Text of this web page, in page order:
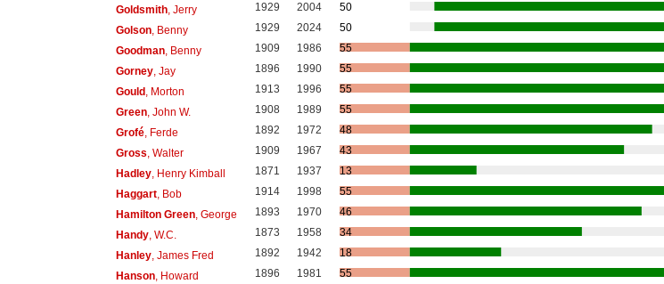
Goldsmith, Jerry 1929 2004
50
Golson, Benny 1929 2024
50
Goodman, Benny 1909 1986
55
Gorney, Jay 1896 1990
55
Gould, Morton 1913 1996
55
Green, John W. 1908 1989
55
Grofé, Ferde 1892 1972
48
Gross , Walter 1909 1967
43
Hadley, Henry Kimball 1871 1937
13
Haggart, Bob 1914 1998
55
Hamilton Green, George 1893 1970
46
Handy, W.C. 1873 1958
34
Hanley, James Fred 1892 1942
18
Hanson, Howard 1896 1981 55